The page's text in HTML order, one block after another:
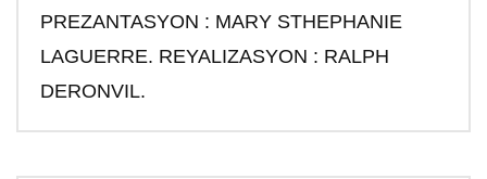
PREZANTASYON : MARY STHEPHANIE
LAGUERRE. REYALIZASYON : RALPH
DERONVIL.